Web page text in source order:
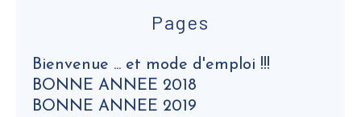
Pages
Bienvenue ... et mode d'emploi !!!
BONNE ANNEE 2018
BONNE ANNEE 2019